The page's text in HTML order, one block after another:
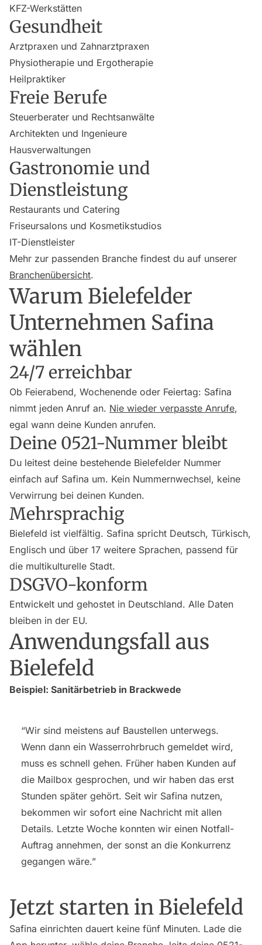
KFZ-Werkstätten
Gesundheit
Arztpraxen und Zahnarztpraxen
Physiotherapie und Ergotherapie
Heilpraktiker
Freie Berufe
Steuerberater und Rechtsanwälte
Architekten und Ingenieure
Hausverwaltungen
Gastronomie und
Dienstleistung
Restaurants und Catering
Friseursalons und Kosmetikstudios
IT-Dienstleister
Mehr zur passenden Branche findest du auf unserer
Branchenübersicht.
Warum Bielefelder
Unternehmen Safina
wählen
24/7 erreichbar
Ob Feierabend, Wochenende oder Feiertag: Safina
nimmt jeden Anruf an. Nie wieder verpasste Anrufe,
egal wann deine Kunden anrufen.
Deine 0521-Nummer bleibt
Du leitest deine bestehende Bielefelder Nummer
einfach auf Safina um. Kein Nummernwechsel, keine
Verwirrung bei deinen Kunden.
Mehrsprachig
Bielefeld ist vielfältig. Safina spricht Deutsch, Türkisch,
Englisch und über 17 weitere Sprachen, passend für
die multikulturelle Stadt.
DSGVO-konform
Entwickelt und gehostet in Deutschland. Alle Daten
bleiben in der EU.
Anwendungsfall aus
Bielefeld
Beispiel: Sanitärbetrieb in Brackwede
“Wir sind meistens auf Baustellen unterwegs.
Wenn dann ein Wasserrohrbruch gemeldet wird,
muss es schnell gehen. Früher haben Kunden auf
die Mailbox gesprochen, und wir haben das erst
Stunden später gehört. Seit wir Safina nutzen,
bekommen wir sofort eine Nachricht mit allen
Details. Letzte Woche konnten wir einen Notfall-
Auftrag annehmen, der sonst an die Konkurrenz
gegangen wäre.”
Jetzt starten in Bielefeld
Safina einrichten dauert keine fünf Minuten. Lade die